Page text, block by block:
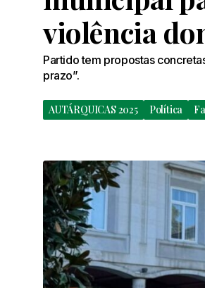
violência
Partido tem propostas
prazo”.
AUTÁRQUICAS 2025 Política